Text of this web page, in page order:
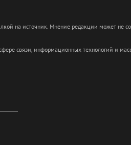
на источник. Мнение редакции может
связи, информационных технологий